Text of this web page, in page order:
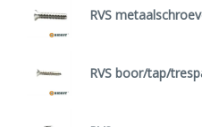
RVS
RVS boor/tap/